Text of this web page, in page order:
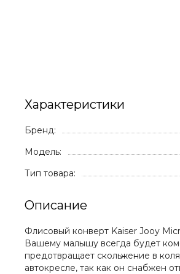
Характеристики
Бренд:
Модель:
Тип товара:
Описание
Флисовый конверт Kaiser Jooy
Вашему малышу всегда будет
предотвращает скольжение в
автокресле, так как он снабжен